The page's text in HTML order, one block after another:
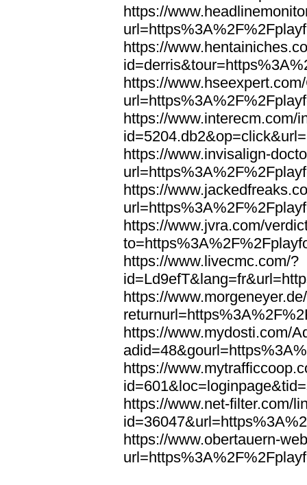
https://
https://
https://
https://www.interecm.com/
https://www.invisalign-
https://
https://www.jvra.com/
https://www.livecmc.com/?
https://
https://www.mydosti.com/
https://
https://www.net-filter.com/
https://www.obertauern-